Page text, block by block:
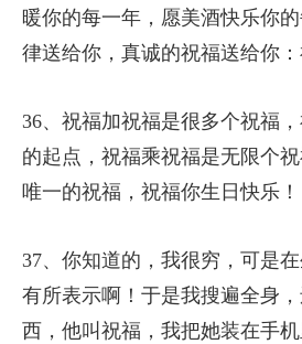
暖你的每一年，愿美酒快乐你
律送给你，真诚的祝福送给你：
36、祝福加祝福是很多个祝福
的起点，祝福乘祝福是无限个
唯一的祝福，祝福你生日快乐！
37、你知道的，我很穷，可是
有所表示啊！于是我搜遍全身
西，他叫祝福，我把她装在手